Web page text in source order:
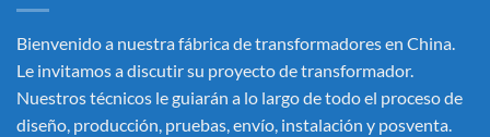
Bienvenido a nuestra fábrica de transformadores en China.
Le invitamos a discutir su proyecto de transformador.
Nuestros técnicos le guiarán a lo largo de todo el proceso de
diseño, producción, pruebas, envío, instalación y posventa.